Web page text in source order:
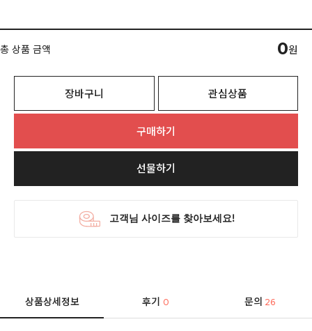
총 상품 금액 0원
장바구니 관심상품
구매하기
선물하기
상품상세정보 후기0 문의 26